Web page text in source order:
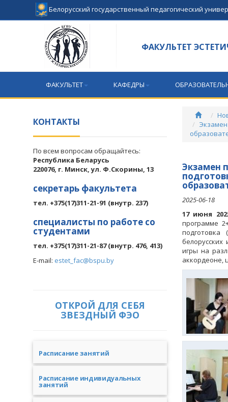
Белорусский государственный педагогический
ФАКУЛЬТЕТ
ФАКУЛЬТЕТ КАФЕДРЫ
КОНТАКТЫ
По всем вопросам обращайтесь:
Республика Беларусь
220076, г. Минск, ул. Ф.Скорины, 13
секретарь факультета
тел. +375(17)311-21-91 (внутр. 237)
специалисты по работе со
студентами
тел. +375(17)311-21-87 (внутр. 476, 413)
E-mail: estet_fac@bspu.by
ОТКРОЙ ДЛЯ СЕБЯ
ЗВЕЗДНЫЙ ФЭО
Расписание занятий
Расписание индивидуальных
занятий
Экзамен
2025-06-18
17 июня
программе
подготовка
игры на
аккордеоне,